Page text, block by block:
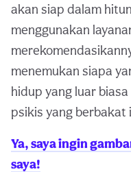
akan siap dalam
menggunakan
menemukan siapa
hidup yang luar
psikis yang berbakat
Ya, saya ingin
saya!